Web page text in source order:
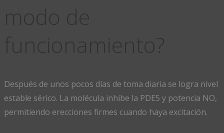
Después de unos pocos días de toma diaria se logra nivel
estable sérico. La molécula inhibe la PDE5 y potencia NO,
permitiendo erecciones firmes cuando haya excitación.